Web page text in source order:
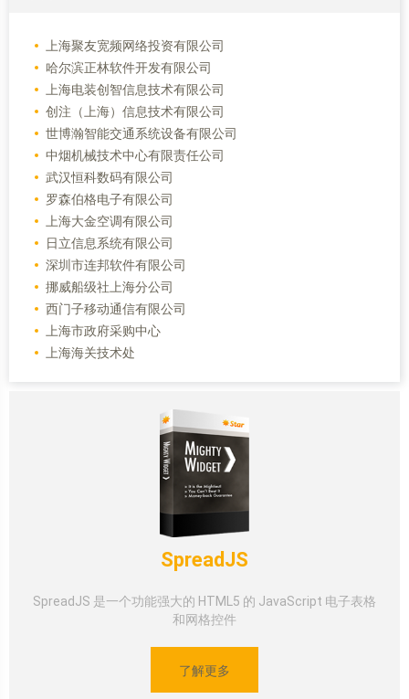
上海聚友宽频网络投资有限公司
哈尔滨正林软件开发有限公司
上海电装创智信息技术有限公司
创注（上海）信息技术有限公司
世博瀚智能交通系统设备有限公司
中烟机械技术中心有限责任公司
武汉恒科数码有限公司
罗森伯格电子有限公司
上海大金空调有限公司
日立信息系统有限公司
深圳市连邦软件有限公司
挪威船级社上海分公司
西门子移动通信有限公司
上海市政府采购中心
上海海关技术处
SpreadJS
SpreadJS 是一个功能强大的 HTML5 的 JavaScript 电子表格
和网格控件
了解更多